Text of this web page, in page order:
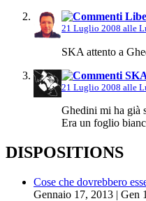
21 Luglio 2008 alle
SKA attento a
21 Luglio 2008 alle
Ghedini mi ha già
Era un foglio
DISPOSITIONS
Cose che dovrebbero
Gennaio 17, 2013 | Gen